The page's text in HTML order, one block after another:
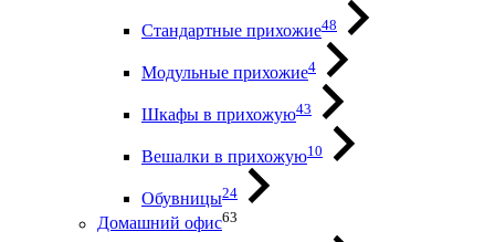
Стандартные прихожие48
Модульные прихожие4
Шкафы в прихожую43
Вешалки в прихожую10
Обувницы24
Домашний офис63